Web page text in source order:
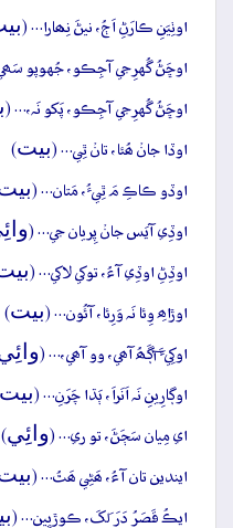
اوٺِيَنِ ڪارَڻِ اَڄُ، نيڻَ نِھارا… (
اوڇَڻُ گُهرِجي آجِڪو، جُهوپو
اوڇَڻُ گُهرِجي آجِڪو، پَکو نَہ،… (
اوڏا جانۡ ھُئا، تانۡ ٿِي… (بيت)
اوڏو ڪاڪِ مَ ٿِيءُ، مَتان… (
اوڏِي آيَس جانۡ پِريان جي… (
اوڏِڻِ اوڏِي آءُ، توکي لاکي… (
اوڙاھِ وِئا نَہ وَرِئا، آئُون… (بيت)
اوکِيءَ آڳَھُ آھي، وو آھي،… (
اوڳارِينِ نَہ اَنَراَ، ٻَڌا چَرَنِ… (بيت
اي مِيان سَڄَڻَ، تو ري… (وائِي)
ايندين تان آءُ، ھَڻِي ھَٿُ… (
ايڪُ قَصَرُ دَرَ لَکَ، ڪوڙيِين… (